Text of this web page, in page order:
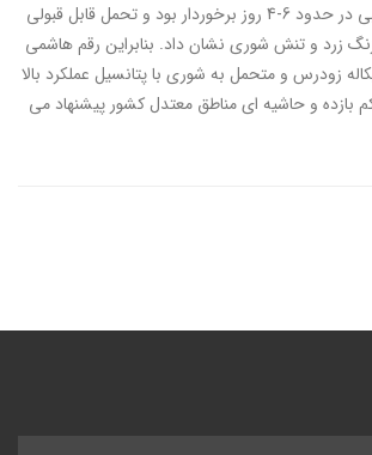
عملکرد از زودرسی نسبی در حدود 6-4 روز برخوردار بود و تحمل قابل قبولی
زرد و تنش شوری نشان داد. بنابراین رقم هاشمی
زودرس و متحمل به شوری با پتانسیل عملکرد بالا
بازده و حاشیه ­ای مناطق معتدل کشور پیشنهاد می